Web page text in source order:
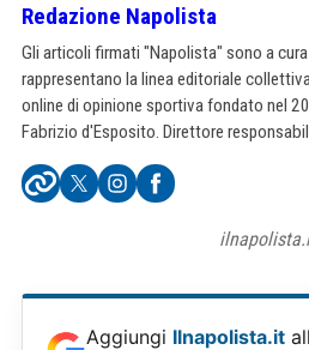
Redazione Napolista
Gli articoli firmati "Napolista" sono a
rappresentano la linea editoriale
online di opinione sportiva fondato nel
Fabrizio d'Esposito. Direttore
Aggiungi Ilnapolista.it